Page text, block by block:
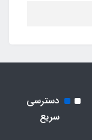
دسترسی
سریع